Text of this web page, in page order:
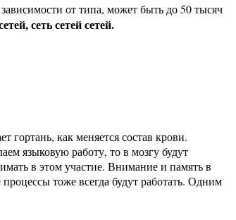
от типа, может быть до 50 тысяч
сеть сетей сетей.
гортань, как меняется состав крови.
языковую работу, то в мозгу будут
в этом участие. Внимание и память в
тоже всегда будут работать. Одним